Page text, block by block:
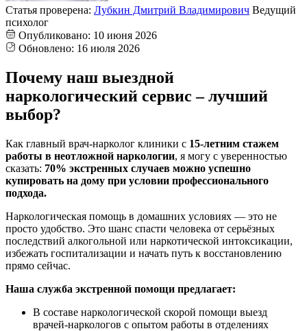
Статья проверена: Лубкин Дмитрий Владимирович Ведущий
психолог
Опубликовано: 10 июня 2026
Обновлено: 16 июля 2026
Почему наш выездной
наркологический сервис – лучший
выбор?
Как главный врач-нарколог клиники с 15-летним стажем
работы в неотложной наркологии, я могу с уверенностью
сказать: 70% экстренных случаев можно успешно
купировать на дому при условии профессионального
подхода.
Наркологическая помощь в домашних условиях — это не
просто удобство. Это шанс спасти человека от серьёзных
последствий алкогольной или наркотической интоксикации,
избежать госпитализации и начать путь к восстановлению
прямо сейчас.
Наша служба экстренной помощи предлагает:
В составе наркологической скорой помощи выезд
врачей-наркологов с опытом работы в отделениях